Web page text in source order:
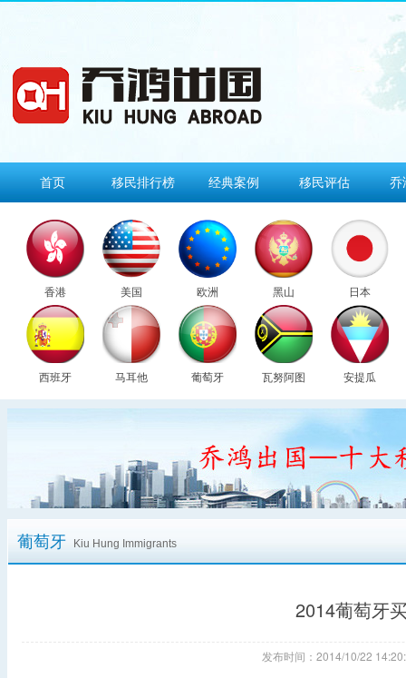
首页 移民排行榜 经典案例 移民评估 乔
香港 美国 欧洲 黑山 日本
西班牙 马耳他 葡萄牙 瓦努阿图 安提瓜
葡萄牙 Kiu Hung Immigrants
2014葡萄牙
发布时间：2014/10/22